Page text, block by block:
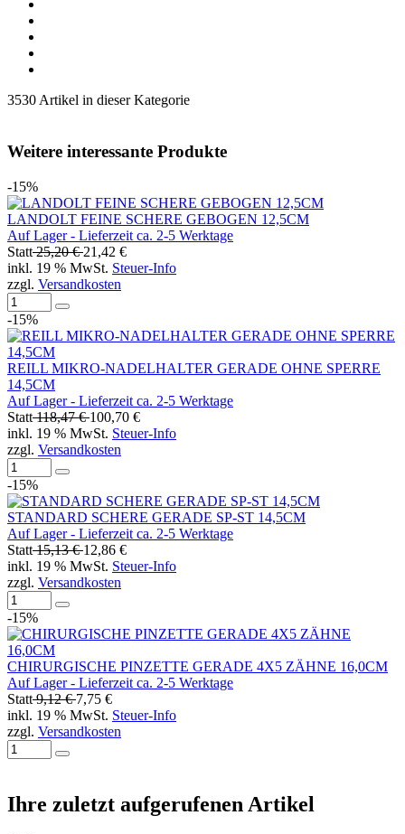
3530 Artikel in dieser Kategorie
Weitere interessante Produkte
-15%
LANDOLT FEINE SCHERE GEBOGEN 12,5CM
Auf Lager - Lieferzeit ca. 2-5 Werktage
Statt25,20 €21,42 €
inkl. 19 % MwSt. Steuer-Info
zzgl. Versandkosten
-15%
REILL MIKRO-NADELHALTER GERADE OHNE SPERRE
14,5CM
Auf Lager - Lieferzeit ca. 2-5 Werktage
Statt118,47 €100,70 €
inkl. 19 % MwSt. Steuer-Info
zzgl. Versandkosten
-15%
STANDARD SCHERE GERADE SP-ST 14,5CM
Auf Lager - Lieferzeit ca. 2-5 Werktage
Statt15,13 €12,86 €
inkl. 19 % MwSt. Steuer-Info
zzgl. Versandkosten
-15%
CHIRURGISCHE PINZETTE GERADE 4X5 ZÄHNE 16,0CM
Auf Lager - Lieferzeit ca. 2-5 Werktage
Statt9,12 €7,75 €
inkl. 19 % MwSt. Steuer-Info
zzgl. Versandkosten
Ihre zuletzt aufgerufenen Artikel